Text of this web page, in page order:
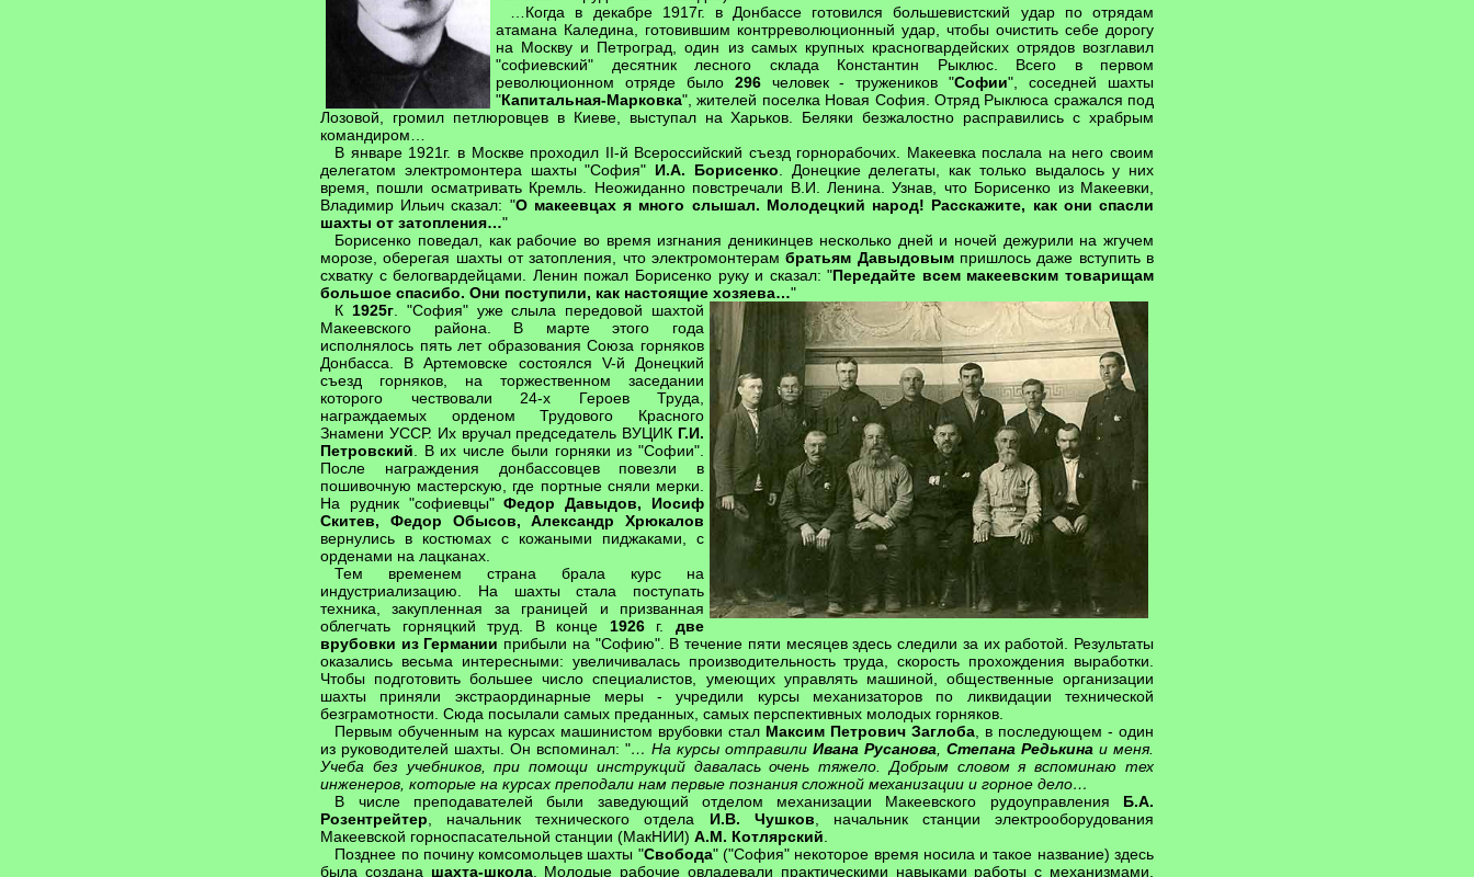
…Когда в декабре 1917г. в Донбассе готовился большевистский удар по отрядам
атамана Каледина, готовившим контрреволюционный удар, чтобы очистить себе дорогу
на Москву и Петроград, один из самых крупных красногвардейских отрядов возглавил
"софиевский" десятник лесного склада Константин Рыклюс. Всего в первом
революционном отряде было 296человек - тружеников "Софии", соседней шахты
"Капитальная-Марковка", жителей поселка Новая София. Отряд Рыклюса сражался под
Лозовой, громил петлюровцев в Киеве, выступал на Харьков. Беляки безжалостно расправились с храбрым
командиром…
В январе 1921г. в Москве проходил II-й Всероссийский съезд горнорабочих. Макеевка послала на него своим
делегатом электромонтера шахты "София" И.А. Борисенко . Донецкие делегаты, как только выдалось у них
время, пошли осматривать Кремль. Неожиданно повстречали В.И. Ленина. Узнав, что Борисенко из Макеевки,
Владимир Ильич сказал: "О макеевцах я много слышал. Молодецкий народ! Расскажите, как они спасли
шахты от затопления…"
Борисенко поведал, как рабочие во время изгнания деникинцев несколько дней и ночей дежурили на жгучем
морозе, оберегая шахты от затопления, что электромонтерамбратьям Давыдовымпришлось даже вступить в
схватку с белогвардейцами. Ленин пожал Борисенко руку и сказал: "Передайте всем макеевским товарищам
большое спасибо. Они поступили, как настоящие хозяева…"
К 1925г . "София" уже слыла передовой шахтой
Макеевского района. В марте этого года
исполнялось пять лет образования Союза горняков
Донбасса. В Артемовске состоялся V-й Донецкий
съезд горняков, на торжественном заседании
которого чествовали 24-х Героев Труда,
награждаемых орденом Трудового Красного
Знамени УССР. Их вручал председатель ВУЦИК Г.И.
Петровский . В их числе были горняки из "Софии".
После награждения донбассовцев повезли в
пошивочную мастерскую, где портные сняли мерки.
На рудник "софиевцы"Федор Давыдов, Иосиф
Скитев, Федор Обысов, Александр Хрюкалов
вернулись в костюмах с кожаными пиджаками, с
орденами на лацканах.
Тем временем страна брала курс на
индустриализацию. На шахты стала поступать
техника, закупленная за границей и призванная
облегчать горняцкий труд. В конце 1926г.две
врубовки из Германии прибыли на "Софию". В течение пяти месяцев здесь следили за их работой. Результаты
оказались весьма интересными: увеличивалась производительность труда, скорость прохождения выработки.
Чтобы подготовить большее число специалистов, умеющих управлять машиной, общественные организации
шахты приняли экстраординарные меры - учредили курсы механизаторов по ликвидации технической
безграмотности. Сюда посылали самых преданных, самых перспективных молодых горняков.
Первым обученным на курсах машинистом врубовки стал Максим Петрович Заглоба , в последующем - один
из руководителей шахты. Он вспоминал: "… На курсы отправили Ивана Русанова Степана Редькина и меня.
Учеба без учебников, при помощи инструкций давалась очень тяжело. Добрым словом я вспоминаю тех
инженеров, которые на курсах преподали нам первые познания сложной механизации и горное дело…
В числе преподавателей были заведующий отделом механизации Макеевского рудоуправления Б.А.
Розентрейтер , начальник технического отдела И.В. Чушков , начальник станции электрооборудования
Макеевской горноспасательной станции (МакНИИ) А.М. Котлярский
Позднее по почину комсомольцев шахты "Свобода" ("София" некоторое время носила и такое название) здесь
была создана шахта-школа. Молодые рабочие овладевали практическими навыками работы с механизмами.